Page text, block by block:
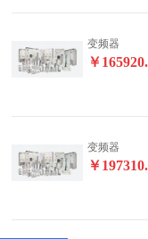
变频器
￥
变频器
￥